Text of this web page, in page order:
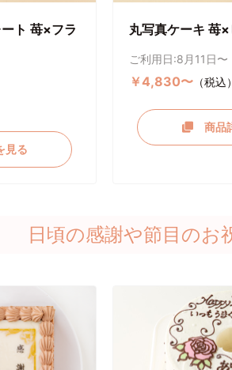
ト 苺×フラ
る
丸写真ケーキ 苺
ご利用日:8月11日〜
￥4,830〜 （税込）
商品
日頃の感謝や節目のお